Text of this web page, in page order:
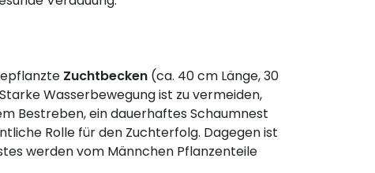
Zuchtbecken (ca. 40 cm Länge, 30
Wasserbewegung ist zu vermeiden,
Bestreben, ein dauerhaftes Schaumnest
Rolle für den Zuchterfolg. Dagegen ist
werden vom Männchen Pflanzenteile